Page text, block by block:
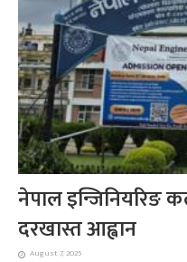
नेपाल इन्जिनियरिङ
दरखास्त आह्वान
August 7, 2025